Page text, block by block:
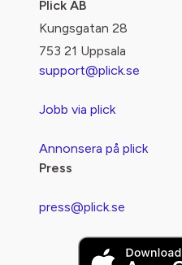
Plick AB
Kungsgatan 28
753 21 Uppsala
support@plick.se
Jobb via plick
Annonsera på plick
Press
press@plick.se